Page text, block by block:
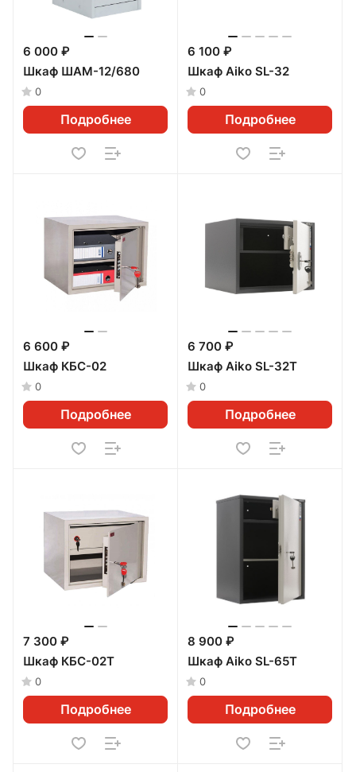
6 000 ₽
Шкаф ШАМ-12/680
0
Подробнее
6 100 ₽
Шкаф Aiko SL-32
0
Подробнее
6 600 ₽
Шкаф КБС-02
0
Подробнее
6 700 ₽
Шкаф Aiko SL-32Т
0
Подробнее
7 300 ₽
Шкаф КБС-02Т
0
Подробнее
8 900 ₽
Шкаф Aiko SL-65T
0
Подробнее